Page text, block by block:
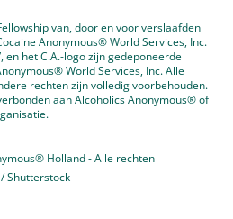
van, door en voor verslaafden
Anonymous® World Services, Inc.
en het C.A.-logo zijn gedeponeerde
World Services, Inc. Alle
rechten zijn volledig voorbehouden.
aan Alcoholics Anonymous® of
Holland - Alle rechten
Shutterstock